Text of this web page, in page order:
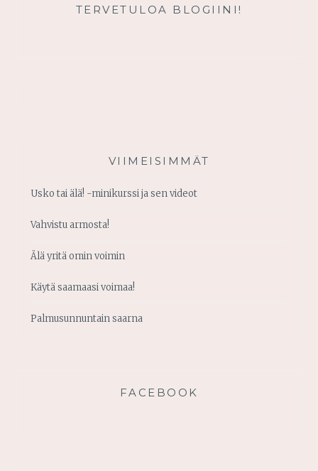
TERVETULOA BLOGIINI!
VIIMEISIMMÄT
Usko tai älä! -minikurssi ja sen videot
Vahvistu armosta!
Älä yritä omin voimin
Käytä saamaasi voimaa!
Palmusunnuntain saarna
FACEBOOK